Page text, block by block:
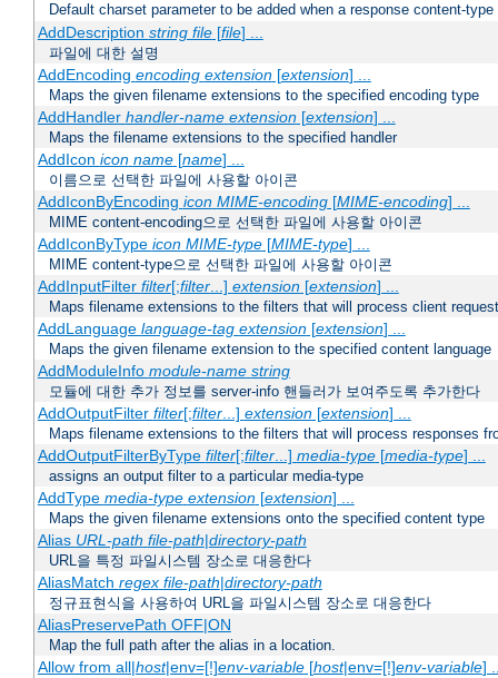
Default charset parameter to be added when a response content-
AddDescription string file[file] ...
파일에 대한 설명
AddEncoding encoding extension[extension] ...
Maps the given filename extensions to the specified encoding type
AddHandler handler-name extension[extension] ...
Maps the filename extensions to the specified handler
AddIcon icon name[name] ...
이름으로 선택한 파일에 사용할 아이콘
AddIconByEncoding icon MIME-encoding[MIME-encoding] ...
MIME content-encoding으로 선택한 파일에 사용할 아이콘
AddIconByType icon MIME-type[MIME-type] ...
MIME content-type으로 선택한 파일에 사용할 아이콘
AddInputFilter filter[;filter...] extension[extension] ...
Maps filename extensions to the filters that will process client
AddLanguage language-tag extension[extension] ...
Maps the given filename extension to the specified content language
AddModuleInfo module-name string
모듈에 대한 추가 정보를 server-info 핸들러가 보여주도록 추가한다
AddOutputFilter filter[;filter...] extension[extension] ...
Maps filename extensions to the filters that will process responses
AddOutputFilterByType filter[;filter...] media-type[media-type] ...
assigns an output filter to a particular media-type
AddType media-type extension[extension] ...
Maps the given filename extensions onto the specified content type
Alias URL-path file-path|directory-path
URL을 특정 파일시스템 장소로 대응한다
AliasMatch regex file-path|directory-path
정규표현식을 사용하여 URL을 파일시스템 장소로 대응한다
AliasPreservePath OFF|ON
Map the full path after the alias in a location.
Allow from all|host|env=[!]env-variable[host|env=[!]env-variable]